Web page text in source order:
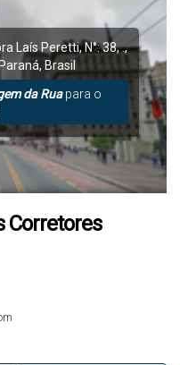
Laís Peretti,N°:38,.,
Paraná, Brasil
da Ruapara o
Corretores